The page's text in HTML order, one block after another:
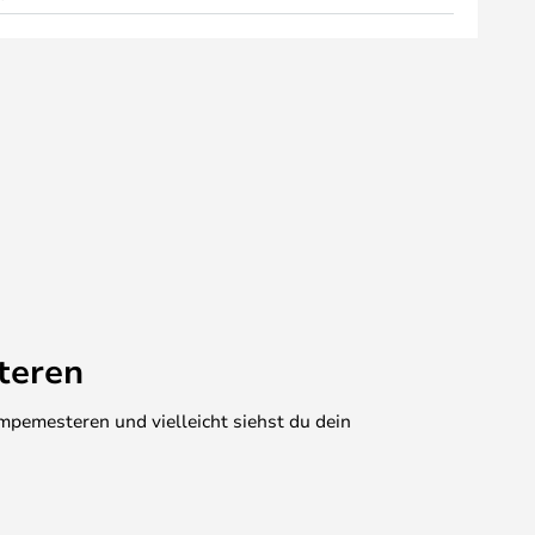
und vielleicht siehst du dein